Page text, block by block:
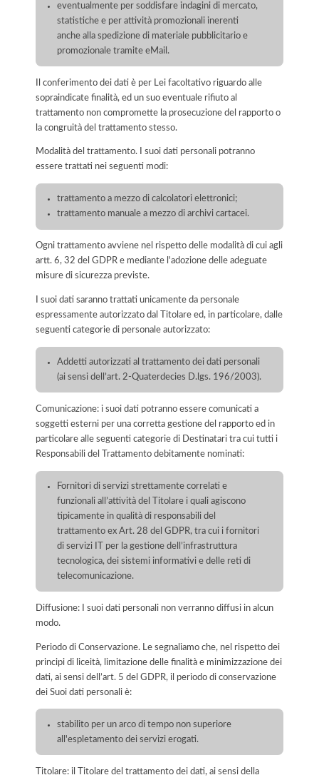
eventualmente per soddisfare indagini di mercato,
statistiche e per attività promozionali inerenti
anche alla spedizione di materiale pubblicitario e
promozionale tramite eMail.
Il conferimento dei dati è per Lei facoltativo riguardo alle
sopraindicate finalità, ed un suo eventuale rifiuto al
trattamento non compromette la prosecuzione del rapporto o
la congruità del trattamento stesso.
Modalità del trattamento. I suoi dati personali potranno
essere trattati nei seguenti modi:
trattamento a mezzo di calcolatori elettronici;
trattamento manuale a mezzo di archivi cartacei.
Ogni trattamento avviene nel rispetto delle modalità di cui agli
artt. 6, 32 del GDPR e mediante l'adozione delle adeguate
misure di sicurezza previste.
I suoi dati saranno trattati unicamente da personale
espressamente autorizzato dal Titolare ed, in particolare, dalle
seguenti categorie di personale autorizzato:
Addetti autorizzati al trattamento dei dati personali
(ai sensi dell’art. 2-Quaterdecies D.lgs. 196/2003).
Comunicazione: i suoi dati potranno essere comunicati a
soggetti esterni per una corretta gestione del rapporto ed in
particolare alle seguenti categorie di Destinatari tra cui tutti i
Responsabili del Trattamento debitamente nominati:
Fornitori di servizi strettamente correlati e
funzionali all’attività del Titolare i quali agiscono
tipicamente in qualità di responsabili del
trattamento ex Art. 28 del GDPR, tra cui i fornitori
di servizi IT per la gestione dell’infrastruttura
tecnologica, dei sistemi informativi e delle reti di
telecomunicazione.
Diffusione: I suoi dati personali non verranno diffusi in alcun
modo.
Periodo di Conservazione. Le segnaliamo che, nel rispetto dei
principi di liceità, limitazione delle finalità e minimizzazione dei
dati, ai sensi dell’art. 5 del GDPR, il periodo di conservazione
dei Suoi dati personali è:
stabilito per un arco di tempo non superiore
all'espletamento dei servizi erogati.
Titolare: il Titolare del trattamento dei dati, ai sensi della